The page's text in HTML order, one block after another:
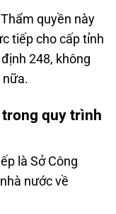
quyền này
tiếp cho cấp tỉnh
248, không
nữa.
trong quy trình
là Sở Công
nước về